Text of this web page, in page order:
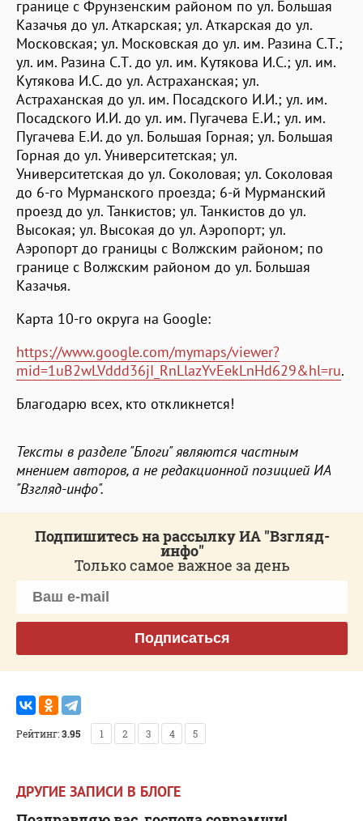
границе с Фрунзенским районом по ул. Большая
Казачья до ул. Аткарская; ул. Аткарская до ул.
Московская; ул. Московская до ул. им. Разина С.Т.;
ул. им. Разина С.Т. до ул. им. Кутякова И.С.; ул. им.
Кутякова И.С. до ул. Астраханская; ул.
Астраханская до ул. им. Посадского И.И.; ул. им.
Посадского И.И. до ул. им. Пугачева Е.И.; ул. им.
Пугачева Е.И. до ул. Большая Горная; ул. Большая
Горная до ул. Университетская; ул.
Университетская до ул. Соколовая; ул. Соколовая
до 6-го Мурманского проезда; 6-й Мурманский
проезд до ул. Танкистов; ул. Танкистов до ул.
Высокая; ул. Высокая до ул. Аэропорт; ул.
Аэропорт до границы с Волжским районом; по
границе с Волжским районом до ул. Большая
Казачья.
Карта 10-го округа на Google:
https://www.google.com/mymaps/viewer?
mid=1uB2wLVddd36jI_RnLlazYvEekLnHd629&hl=ru.
Благодарю всех, кто откликнется!
Тексты в разделе "Блоги" являются частным
мнением авторов, а не редакционной позицией ИА
"Взгляд-инфо".
Подпишитесь на рассылку ИА "Взгляд-
инфо"
Только самое важное за день
Подписаться
Рейтинг:3.95 1 2 3 4 5
ДРУГИЕ ЗАПИСИ В БЛОГЕ